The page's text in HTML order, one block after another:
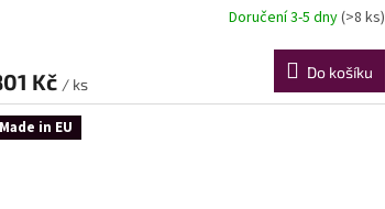
Doručení 3-5 dny(>8 ks)
Kč / ks
Do košíku
Made in EU